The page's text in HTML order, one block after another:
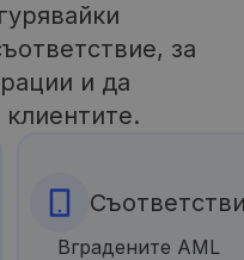
за
и да
Вградените AML